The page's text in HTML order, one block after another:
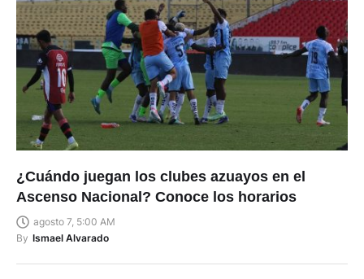
¿Cuándo juegan los clubes azuayos en el
Ascenso Nacional? Conoce los horarios
agosto 7, 5:00 AM
By Ismael Alvarado